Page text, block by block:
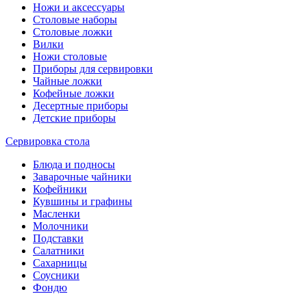
Ножи и аксессуары
Столовые наборы
Столовые ложки
Вилки
Ножи столовые
Приборы для сервировки
Чайные ложки
Кофейные ложки
Десертные приборы
Детские приборы
Сервировка стола
Блюда и подносы
Заварочные чайники
Кофейники
Кувшины и графины
Масленки
Молочники
Подставки
Салатники
Сахарницы
Соусники
Фондю